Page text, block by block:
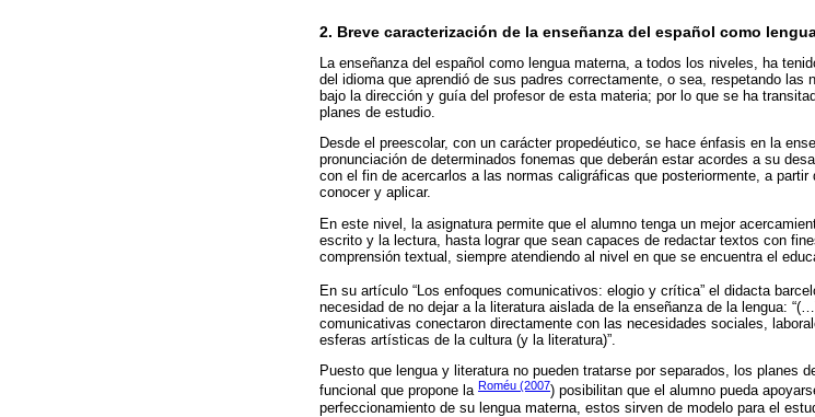
2. Breve caracterización de la enseñanza del español como
La enseñanza del español como lengua materna, a todos los niveles, ha
del idioma que aprendió de sus padres correctamente, o sea, respetando
bajo la dirección y guía del profesor de esta materia; por lo que se ha
planes de estudio.
Desde el preescolar, con un carácter propedéutico, se hace énfasis en la
pronunciación de determinados fonemas que deberán estar acordes a su
con el fin de acercarlos a las normas caligráficas que posteriormente, a
conocer y aplicar.
En este nivel, la asignatura permite que el alumno tenga un mejor
escrito y la lectura, hasta lograr que sean capaces de redactar textos con
comprensión textual, siempre atendiendo al nivel en que se encuentra el
En su artículo “Los enfoques comunicativos: elogio y crítica” el didacta
necesidad de no dejar a la literatura aislada de la enseñanza de la lengua:
comunicativas conectaron directamente con las necesidades sociales,
esferas artísticas de la cultura (y la literatura)”.
Puesto que lengua y literatura no pueden tratarse por separados, los planes
funcional que propone la Roméu (2007) posibilitan que el alumno pueda
perfeccionamiento de su lengua materna, estos sirven de modelo para el